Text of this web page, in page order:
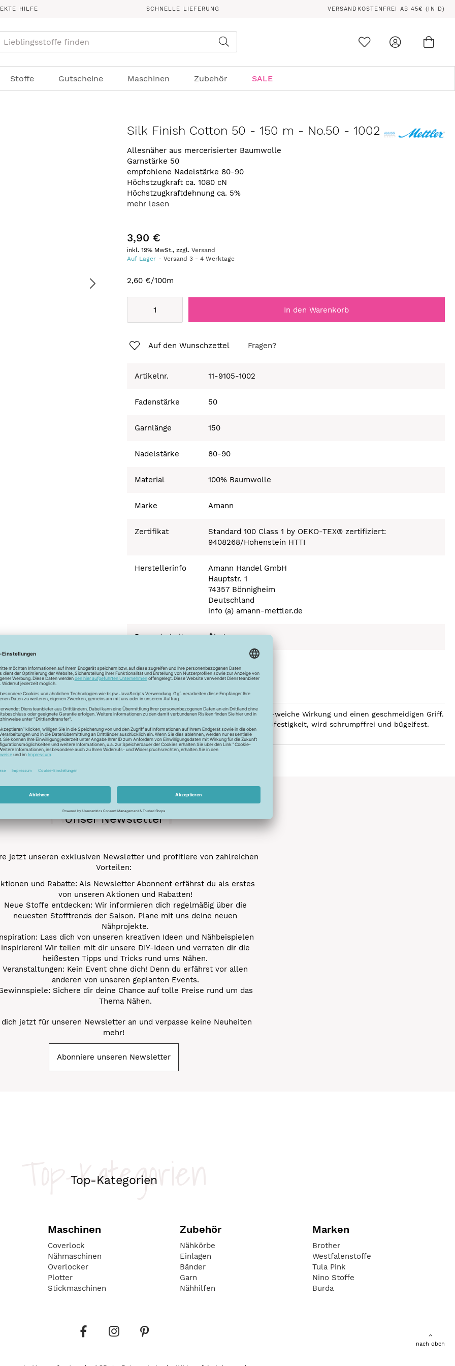
HILFE SCHNELLE LIEFERUNG VERSANDKOSTENFREI AB 45€ (IN D)
Stoffe Gutscheine Maschinen Zubehör SALE
Silk Finish Cotton 50 - 150 m - No.50 - 1002
Allesnäher aus mercerisierter Baumwolle
Garnstärke 50
empfohlene Nadelstärke 80-90
Höchstzugkraft ca. 1080 cN
Höchstzugkraftdehnung ca. 5%
mehr lesen
3,90 €
inkl. 19% MwSt., zzgl.Versand
Auf Lager
Versand3 -4 Werktage
2,60 €/100m
In den Warenkorb
Auf den Wunschzettel Fragen?
Artikelnr. 11-9105-1002
Fadenstärke 50
Garnlänge 150
Nadelstärke 80-90
Material 100% Baumwolle
Marke Amann
Zertifikat
Standard 100 Class 1 by OEKO-TEX® zertifiziert:
9408268/Hohenstein HTTI
Herstellerinfo
Amann Handel GmbH
Hauptstr. 1
74357 Bönnigheim
Deutschland
info (a) amann-mettler.de
Besonderheiten Ökotex
für feinste Baumwollkreationen. Das Garn besticht durch eine luxuriös-weiche Wirkung und einen geschmeidigen Griff.
Durch den Mercerisationsprozess erlangt das Garn eine hohe Reißfestigkeit, wird schrumpffrei und bügelfest.
und kann auch nicht gebleicht werden.
Unser Newsletter
Newsletter
jetzt unseren exklusiven Newsletter und profitiere von zahlreichen
Vorteilen:
und Rabatte: Als Newsletter Abonnent erfährst du als erstes
von unseren Aktionen und Rabatten!
Neue Stoffe entdecken: Wir informieren dich regelmäßig über die
neuesten Stofftrends der Saison. Plane mit uns deine neuen
Nähprojekte.
Lass dich von unseren kreativen Ideen und Nähbeispielen
inspirieren! Wir teilen mit dir unsere DIY-Ideen und verraten dir die
heißesten Tipps und Tricks rund ums Nähen.
Veranstaltungen: Kein Event ohne dich! Denn du erfährst vor allen
anderen von unseren geplanten Events.
Sichere dir deine Chance auf tolle Preise rund um das
Thema Nähen.
dich jetzt für unseren Newsletter an und verpasse keine Neuheiten
mehr!
Abonniere unseren Newsletter
Top-Kategorien
Top-Kategorien
Maschinen
Coverlock
Nähmaschinen
Overlocker
Plotter
Stickmaschinen
Zubehör
Nähkörbe
Einlagen
Bänder
Garn
Nähhilfen
Marken
Brother
Westfalenstoffe
Tula Pink
Nino Stoffe
Burda
nach oben